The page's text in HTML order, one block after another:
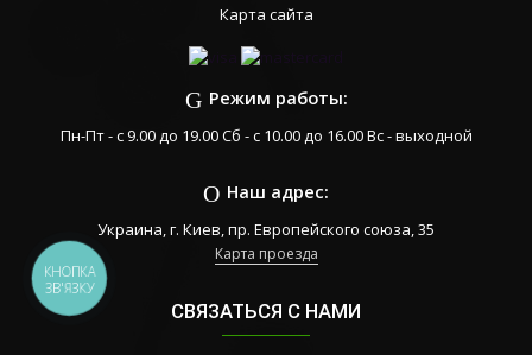
Карта сайта
Режим работы:
Пн-Пт - с 9.00 до 19.00 Сб - с 10.00 до 16.00 Вс - выходной
Наш адрес:
Украина, г. Киев, пр. Европейского союза, 35
Карта проезда
СВЯЗАТЬСЯ С НАМИ
КНОПКА
ЗВ'ЯЗКУ